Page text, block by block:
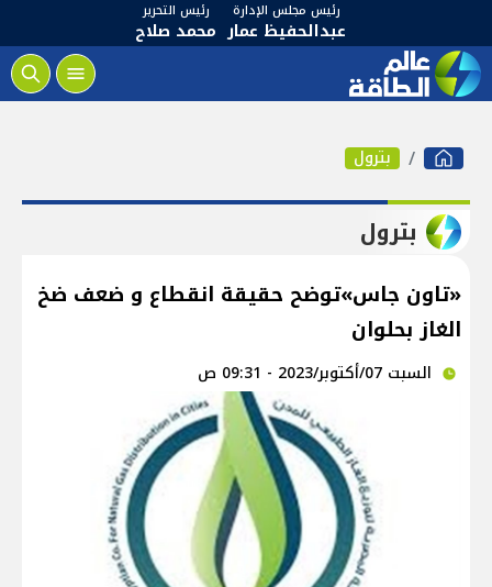
رئيس مجلس الإدارة
عبدالحفيظ عمار
رئيس التحرير
محمد صلاح
بترول
بترول
«تاون جاس»توضح حقيقة انقطاع و ضعف ضخ
الغاز بحلوان
السبت 07/أكتوبر/2023 - 09:31 ص